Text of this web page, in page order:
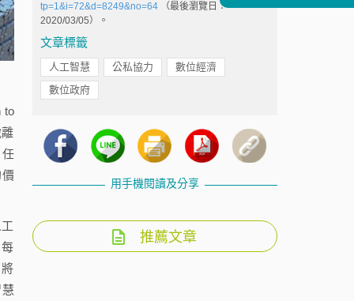
to
tp=1&i=72&d=8249&no=64（最後瀏覽日：
2020/03/05）。
文章標籤
人工智慧 公私協力
數位經濟
數位政府
用手機閱讀及分享
推薦文章